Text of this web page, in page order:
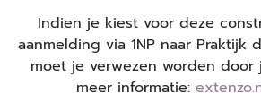
Indien je kiest voor deze
aanmelding via 1NP naar Praktijk
moet je verwezen worden door
meer informatie: